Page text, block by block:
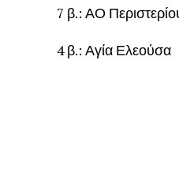
7 β.: ΑΟ
4 β.: Αγία Ελεούσα